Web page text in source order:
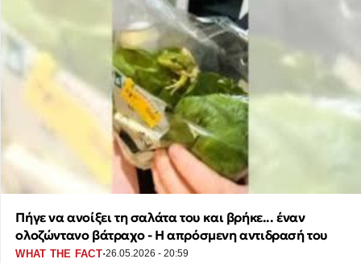
Πήγε να ανοίξει τη σαλάτα του και βρήκε... έναν
ολοζώντανο βάτραχο - Η απρόσμενη αντιδρασή του
WHAT THE FACT·26.05.2026 - 20:59